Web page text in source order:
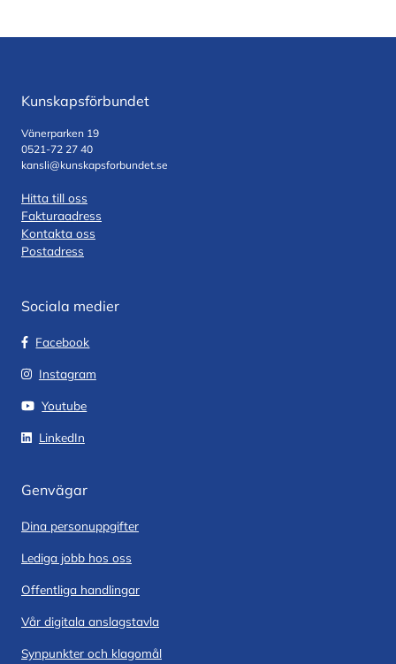
Kunskapsförbundet
Vänerparken 19
0521-72 27 40
kansli@kunskapsforbundet.se
Hitta till oss
Fakturaadress
Kontakta oss
Postadress
Sociala medier
Facebook
Instagram
Youtube
LinkedIn
Genvägar
Dina personuppgifter
Lediga jobb hos oss
Offentliga handlingar
Vår digitala anslagstavla
Synpunkter och klagomål